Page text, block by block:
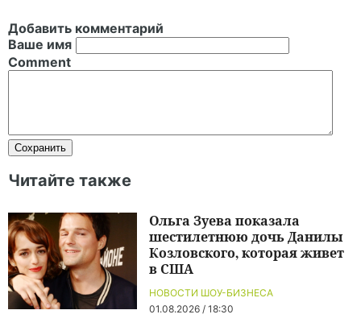
Добавить комментарий
Ваше имя
Comment
Читайте также
НОВОСТИ ШОУ-БИЗНЕСА
01.08.2026 / 18:30
Ольга Зуева показала
шестилетнюю дочь Данилы
Козловского, которая живет
в США